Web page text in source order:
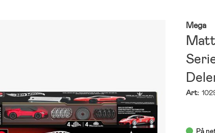
Mega
Art:
På